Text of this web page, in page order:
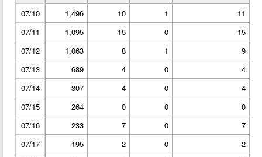
07/10
1,496 10 1
11
07/11
1,095 15 0
15
07/12
1,063 8 1
9
07/13
689 4 0
4
07/14
307 4 0
4
07/15
264 0 0
0
07/16
233 7 0
7
07/17
195 2 0
2